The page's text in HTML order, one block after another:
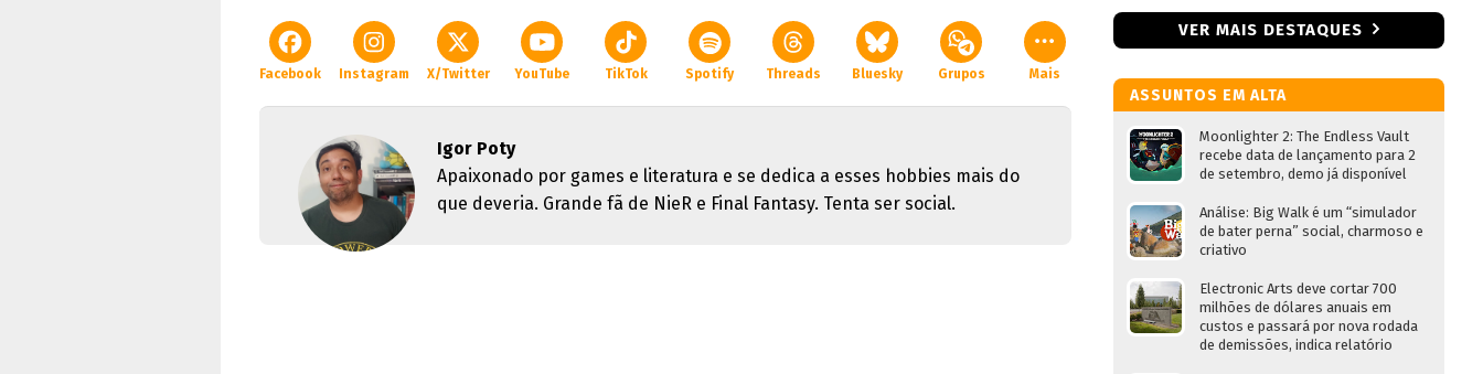
Facebook Instagram X/Twitter YouTube TikTok Spotify Threads Bluesky Grupos Mais
Igor Poty
Apaixonado por games e literatura e se dedica a esses hobbies mais do
que deveria. Grande fã de NieR e Final Fantasy. Tenta ser social.
VER MAIS DESTAQUES
ASSUNTOS EM ALTA
Moonlighter 2: The Endless Vault
recebe data de lançamento para 2
de setembro, demo já disponível
Análise: Big Walk é um “simulador
de bater perna” social, charmoso e
criativo
Electronic Arts deve cortar 700
milhões de dólares anuais em
custos e passará por nova rodada
de demissões, indica relatório